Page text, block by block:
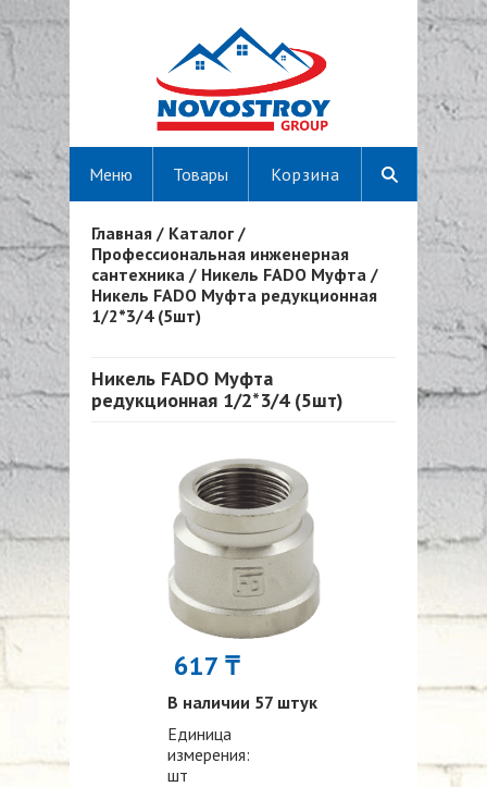
Корзина
Меню Товары
Вы здесь
Главная / Каталог /
Профессиональная инженерная
сантехника / Никель FADO Муфта /
Никель FADO Муфта редукционная
1/2*3/4 (5шт)
Никель FADO Муфта
редукционная 1/2*3/4 (5шт)
617 ₸
В наличии 57 штук
Единица
измерения:
шт